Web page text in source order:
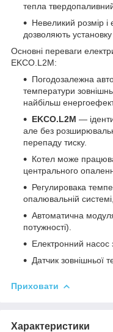
тепла
Невеликий розмір і
дозволяють
Основні переваги
EKCO.L2M:
Погодозалежна
температури
найбільш
EKCO.L2M —
але без
перепаду тиску.
Котел може
центрального
Регулировака
опалювальній
Автоматична
потужності).
Електронний насос
Датчик зовнішньої
Приховати
Характеристики